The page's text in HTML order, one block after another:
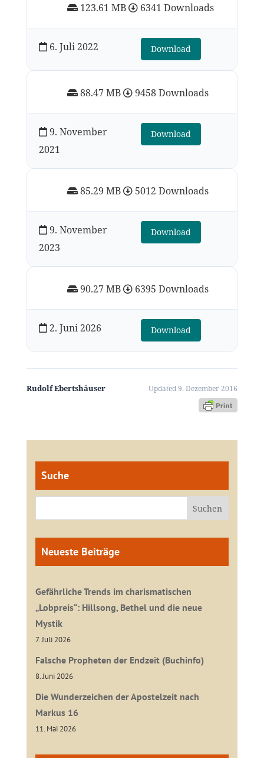
90.27 MB 6395 Downloads
2. Juni 2026 Download
85.29 MB 5012 Downloads
9. November
2023
Download
123.61 MB 6341 Downloads
6. Juli 2022 Download
88.47 MB 9458 Downloads
9. November
2021
Download
Rudolf Ebertshäuser Updated 9. Dezember 2016
Suche
Neueste Beiträge
Gefährliche Trends im charismatischen
„Lobpreis“: Hillsong, Bethel und die neue
Mystik
7. Juli 2026
Falsche Propheten der Endzeit (Buchinfo)
8. Juni 2026
Die Wunderzeichen der Apostelzeit nach
Markus 16
11. Mai 2026